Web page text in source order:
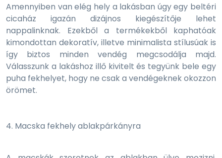
Amennyiben van elég hely a lakásban úgy egy beltéri
cicaház igazán dizájnos kiegészítője lehet
nappalinknak. Ezekből a termékekből kaphatóak
kimondottan dekoratív, illetve minimalista stílusúak is
így biztos minden vendég megcsodálja majd.
Válasszunk a lakáshoz illő kivitelt és tegyünk bele egy
puha fekhelyet, hogy ne csak a vendégeknek okozzon
örömet.
4. Macska fekhely ablakpárkányra